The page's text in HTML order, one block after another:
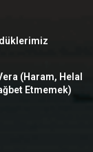
(Haram, Helal
Etmemek)